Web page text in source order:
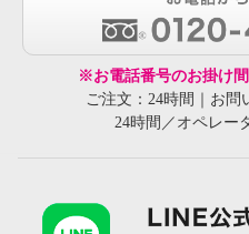
※お電話番号のお掛け間
ご注文：24時間｜お
24時間／オペレー